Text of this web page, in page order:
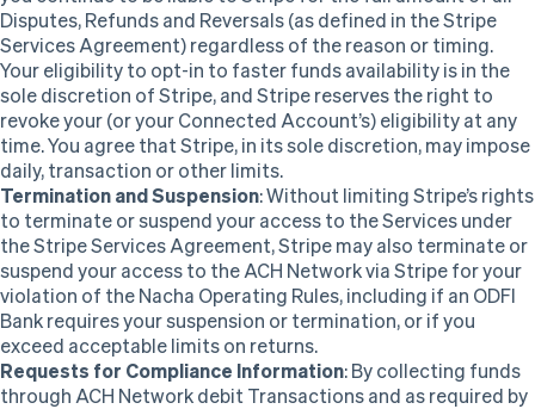
Disputes, Refunds and Reversals (as defined in the Stripe
Services Agreement) regardless of the reason or timing.
Your eligibility to opt-in to faster funds availability is in the
sole discretion of Stripe, and Stripe reserves the right to
revoke your (or your Connected Account’s) eligibility at any
time. You agree that Stripe, in its sole discretion, may impose
daily, transaction or other limits.
Termination and Suspension: Without limiting Stripe’s rights
to terminate or suspend your access to the Services under
the Stripe Services Agreement, Stripe may also terminate or
suspend your access to the ACH Network via Stripe for your
violation of the Nacha Operating Rules, including if an ODFI
Bank requires your suspension or termination, or if you
exceed acceptable limits on returns.
Requests for Compliance Information: By collecting funds
through ACH Network debit Transactions and as required by